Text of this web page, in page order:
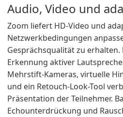
Audio, Video und
Zoom liefert HD-Video und
Netzwerkbedingungen
Gesprächsqualität zu
Erkennung aktiver
Mehrstift-Kameras, virtuelle
und ein Retouch-Look-Tool
Präsentation der Teilnehmer.
Echounterdrückung und